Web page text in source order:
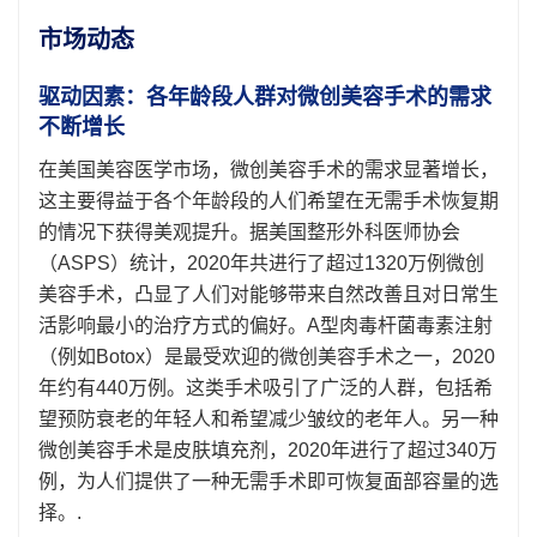
市场动态
驱动因素：各年龄段人群对微创美容手术的需求
不断增长
在美国美容医学市场，微创美容手术的需求显著增长，
这主要得益于各个年龄段的人们希望在无需手术恢复期
的情况下获得美观提升。据美国整形外科医师协会
（ASPS）统计，2020年共进行了超过1320万例微创
美容手术，凸显了人们对能够带来自然改善且对日常生
活影响最小的治疗方式的偏好。A型肉毒杆菌毒素注射
（例如Botox）是最受欢迎的微创美容手术之一，2020
年约有440万例。这类手术吸引了广泛的人群，包括希
望预防衰老的年轻人和希望减少皱纹的老年人。另一种
微创美容手术是皮肤填充剂，2020年进行了超过340万
例，为人们提供了一种无需手术即可恢复面部容量的选
择。.